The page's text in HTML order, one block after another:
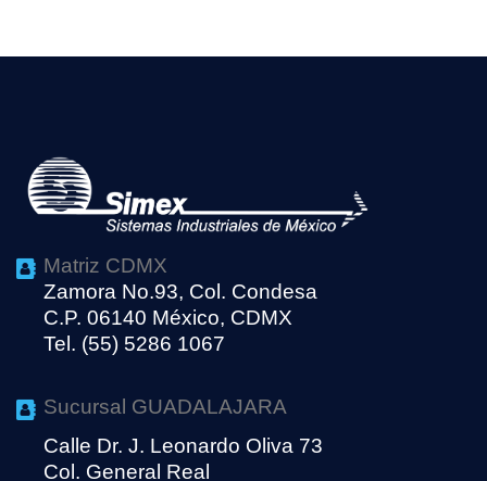
Matriz CDMX
Zamora No.93, Col. Condesa
C.P. 06140 México, CDMX
Tel. (55) 5286 1067
Sucursal GUADALAJARA
Calle Dr. J. Leonardo Oliva 73
Col. General Real